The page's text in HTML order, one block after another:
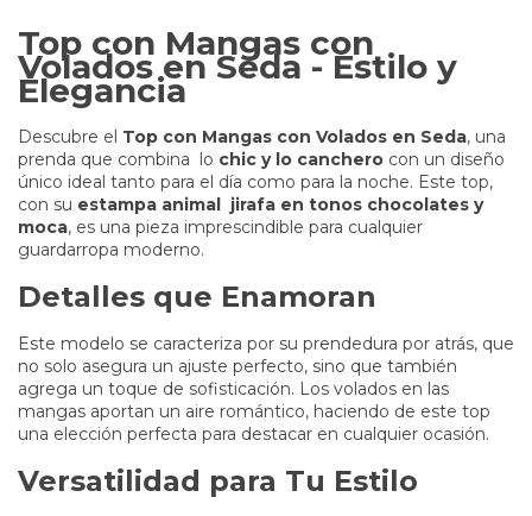
Top con Mangas con
Volados en Seda - Estilo y
Elegancia
Descubre el Top con Mangas con Volados en Seda, una
prenda que combina lo chic y lo canchero con un diseño
único ideal tanto para el día como para la noche. Este top,
con su estampa animal jirafa en tonos chocolates y
moca, es una pieza imprescindible para cualquier
guardarropa moderno.
Detalles que Enamoran
Este modelo se caracteriza por su prendedura por atrás, que
no solo asegura un ajuste perfecto, sino que también
agrega un toque de sofisticación. Los volados en las
mangas aportan un aire romántico, haciendo de este top
una elección perfecta para destacar en cualquier ocasión.
Versatilidad para Tu Estilo